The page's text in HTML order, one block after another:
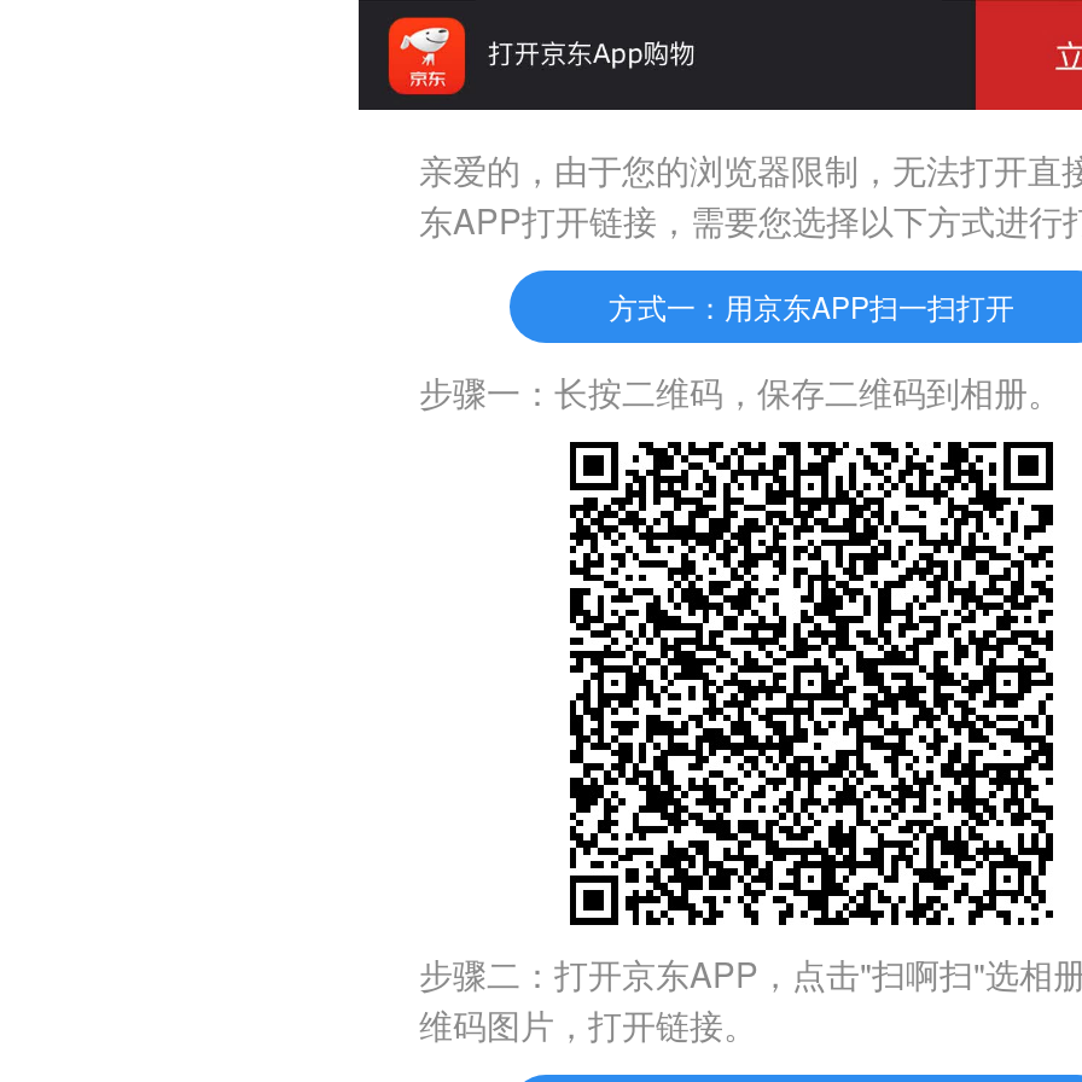
亲爱的，由于您的浏览器限制，无法打开直
东APP打开链接，需要您选择以下方式进行
方式一：用京东APP扫一扫打开
步骤一：长按二维码，保存二维码到相册。
步骤二：打开京东APP，点击"扫啊扫"选相
维码图片，打开链接。